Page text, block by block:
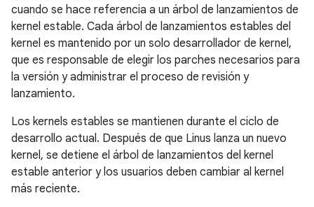
cuando se hace referencia a un árbol de lanzamientos de
kernel estable. Cada árbol de lanzamientos estables del
kernel es mantenido por un solo desarrollador de kernel,
que es responsable de elegir los parches necesarios para
la versión y administrar el proceso de revisión y
lanzamiento.
Los kernels estables se mantienen durante el ciclo de
desarrollo actual. Después de que Linus lanza un nuevo
kernel, se detiene el árbol de lanzamientos del kernel
estable anterior y los usuarios deben cambiar al kernel
más reciente.